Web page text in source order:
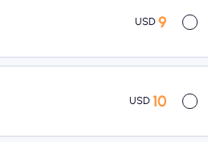
USD 9
USD 10